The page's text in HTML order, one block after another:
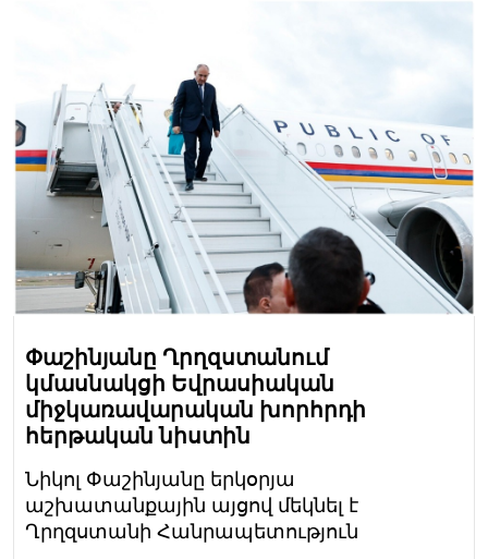
Փաշինյանը Ղրղզստանում
կմասնակցի Եվրասիական
միջկառավարական խորհրդի
հերթական նիստին
Նիկոլ Փաշինյանը երկօրյա
աշխատանքային այցով մեկնել է
Ղրղզստանի Հանրապետություն